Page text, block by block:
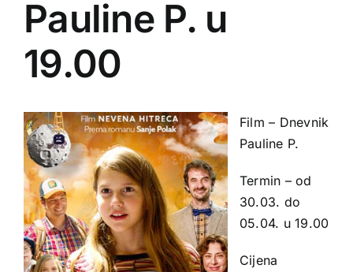
Pauline P. u
19.00
Film – Dnevnik
Pauline P.
Termin – od
30.03. do
05.04. u 19.00
Cijena